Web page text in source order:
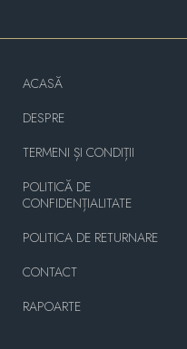
ACASĂ
DESPRE
TERMENI ȘI CONDIȚII
POLITICĂ DE
CONFIDENȚIALITATE
POLITICA DE RETURNARE
CONTACT
RAPOARTE